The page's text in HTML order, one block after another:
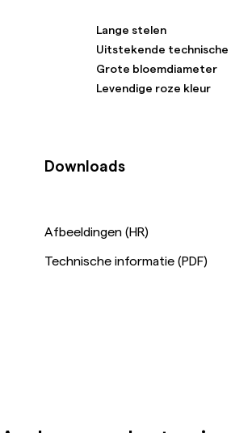
Lange stelen
Uitstekende technische
Grote bloemdiameter
Levendige roze kleur
Downloads
Afbeeldingen (HR)
Technische informatie (PDF)